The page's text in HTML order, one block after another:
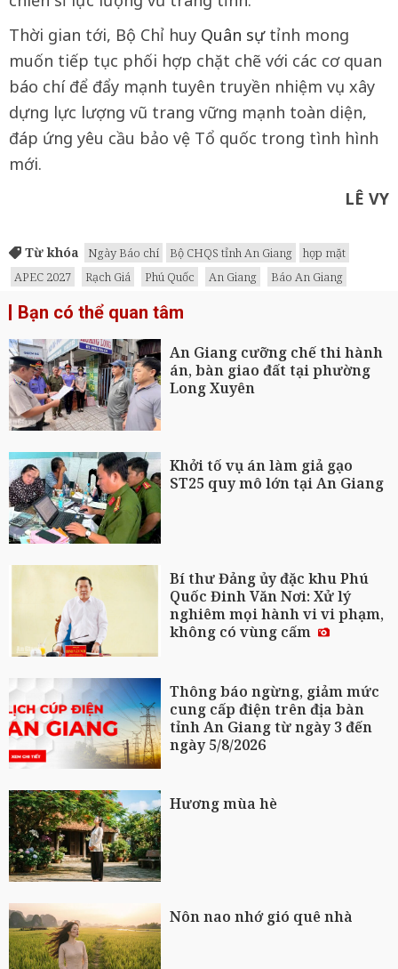
Thời gian tới, Bộ Chỉ huy Quân sựtỉnh mong
muốn tiếp tục phối hợp chặt chẽ với các cơ quan
báo chí để đẩy mạnh tuyên truyền nhiệm vụ xây
dựng lực lượng vũ trang vững mạnh toàn diện,
đáp ứng yêu cầu bảo vệ Tổ quốc trong tình hình
mới.
LÊ VY
Từ khóa Ngày Báo chí Bộ CHQS tỉnh An Giang
họp mặt
APEC 2027
Rạch Giá Phú Quốc An Giang Báo An Giang
Bạn có thể quan tâm
An Giang cưỡng chế thi hành
án, bàn giao đất tại phường
Long Xuyên
Khởi tố vụ án làm giả gạo
ST25 quy mô lớn tại An Giang
Bí thư Đảng ủy đặc khu Phú
Quốc Đinh Văn Nơi: Xử lý
nghiêm mọi hành vi vi phạm,
không có vùng cấm
Thông báo ngừng, giảm mức
cung cấp điện trên địa bàn
tỉnh An Giang từ ngày 3 đến
ngày 5/8/2026
Hương mùa hè
Nôn nao nhớ gió quê nhà